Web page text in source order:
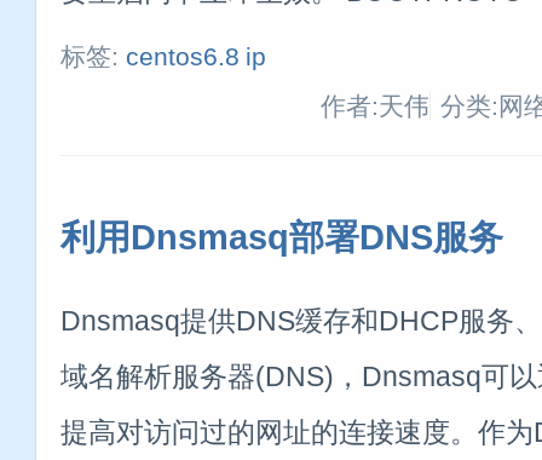
标签: centos6.8 ip
作者:天伟 分类:网
利用Dnsmasq部署DNS服务
Dnsmasq提供DNS缓存和DHCP服务
域名解析服务器(DNS)，Dnsmasq可
提高对访问过的网址的连接速度。作